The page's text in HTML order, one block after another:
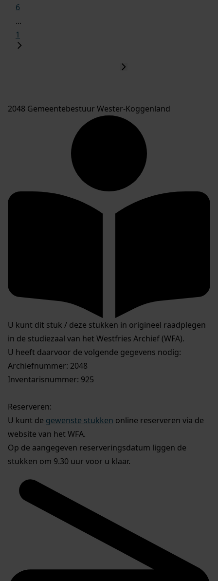
6
...
1
2048 Gemeentebestuur Wester-Koggenland
U kunt dit stuk / deze stukken in origineel raadplegen
in de studiezaal van het Westfries Archief (WFA).
U heeft daarvoor de volgende gegevens nodig:
Archiefnummer: 2048
Inventarisnummer: 925
Reserveren:
U kunt de gewenste stukken online reserveren via de
website van het WFA.
Op de aangegeven reserveringsdatum liggen de
stukken om 9.30 uur voor u klaar.